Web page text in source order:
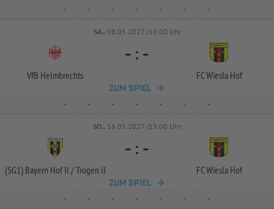
- - - - - - -
SA.. 08.05.2027 /13:00 Uhr
VfB Helmbrechts
- : -
FC Wiesla Hof
ZUM SPIEL
- - - - - - -
SO.. 16.05.2027 /13:00 Uhr
(SG1) Bayern Hof II /Trogen II
- : -
FC Wiesla Hof
ZUM SPIEL
- - - - - - -